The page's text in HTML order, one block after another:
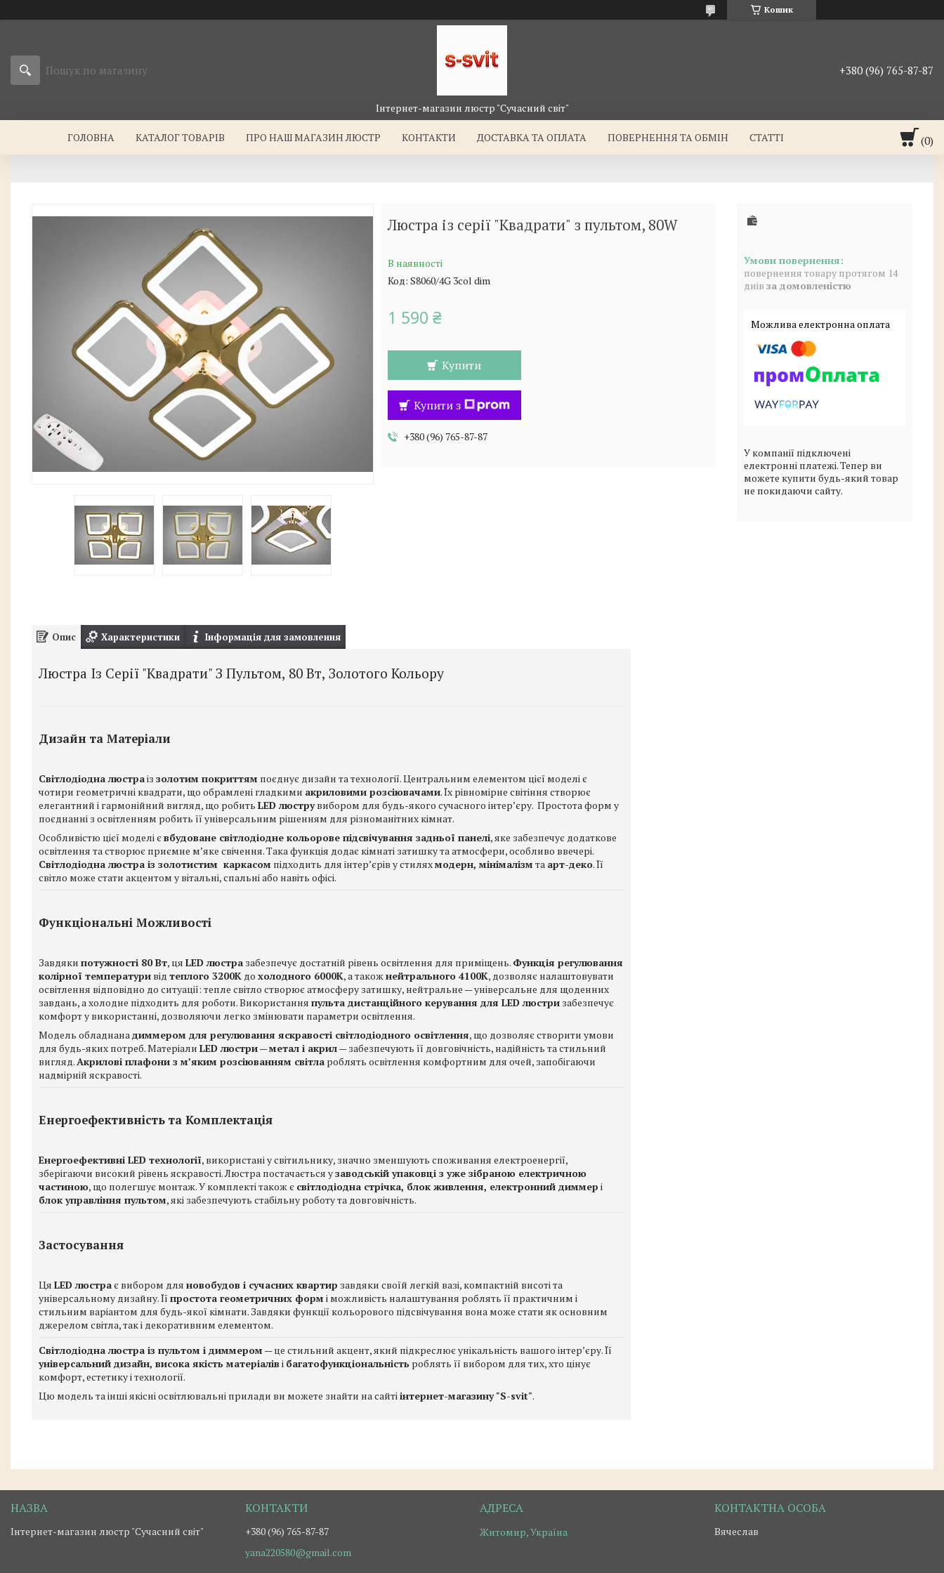
Кошик
Інтернет-магазин люстр "Сучасний світ"
+380 (96) 765-87-87
ГОЛОВНА КАТАЛОГ ТОВАРІВ ПРО НАШ МАГАЗИН ЛЮСТР КОНТАКТИ ДОСТАВКА ТА ОПЛАТА ПОВЕРНЕННЯ ТА ОБМІН СТАТТІ
Люстра із серії "Квадрати" з пультом, 80W
В наявності
Код: S8060/4G 3col dim
1 590 ₴
Купити
Купити з
+380 (96) 765-87-87
повернення товару протягом 14
днів за домовленістю
У компанії підключені
електронні платежі. Тепер ви
можете купити будь-який товар
не покидаючи сайту.
Опис Характеристики Інформація для замовлення
Люстра Із Серії "Квадрати" З Пультом, 80 Вт, Золотого Кольору
Дизайн та Матеріали
Світлодіодна люстраіз золотим покриттям поєднує дизайн та технології. Центральним елементом цієї моделі є
чотири геометричні квадрати, що обрамлені гладкими акриловими розсіювачами. Їх рівномірне світіння створює
елегантний і гармонійний вигляд, що робить LED люструвибором для будь-якого сучасного інтер’єру. Простота форм у
поєднанні з освітленням робить її універсальним рішенням для різноманітних кімнат.
Особливістю цієї моделі євбудоване світлодіодне кольорове підсвічування задньої панелі, яке забезпечує додаткове
освітлення та створює приємне м’яке свічення. Така функція додає кімнаті затишку та атмосфери, особливо ввечері.
Світлодіодна люстра із золотистим каркасом підходить для інтер’єрів у стиляхмодерн, мінімалізмта арт-деко. Її
світло може стати акцентом у вітальні, спальні або навіть офісі.
Функціональні Можливості
Завдяки потужності 80 Вт, ця LED люстра забезпечує достатній рівень освітлення для приміщень. Функція регулювання
колірної температури від теплого 3200K до холодного 6000K, а такожнейтрального 4100K, дозволяє налаштовувати
освітлення відповідно до ситуації: тепле світло створює атмосферу затишку, нейтральне — універсальне для щоденних
завдань, а холодне підходить для роботи. Використання пульта дистанційного керування для LED люстри забезпечує
комфорт у використанні, дозволяючи легко змінювати параметри освітлення.
Модель обладнанадиммером для регулювання яскравості світлодіодного освітлення, що дозволяє створити умови
для будь-яких потреб. Матеріали LED люстри—метал і акрил— забезпечують її довговічність, надійність та стильний
вигляд.Акрилові плафони з м’яким розсіюванням світла роблять освітлення комфортним для очей, запобігаючи
надмірній яскравості.
Енергоефективність та Комплектація
Енергоефективні LED технології, використані у світильнику, значно зменшують споживання електроенергії,
зберігаючи високий рівень яскравості. Люстра постачається узаводській упаковці з уже зібраною електричною
частиною, що полегшує монтаж. У комплекті також є світлодіодна стрічка, блок живлення, електронний диммер і
блок управління пультом, які забезпечують стабільну роботу та довговічність.
Застосування
Ця LED люстрає вибором для новобудов і сучасних квартир завдяки своїй легкій вазі, компактній висоті та
універсальному дизайну. Її простота геометричних формі можливість налаштування роблять її практичним і
стильним варіантом для будь-якої кімнати. Завдяки функції кольорового підсвічування вона може стати як основним
джерелом світла, так і декоративним елементом.
Світлодіодна люстра із пультом і диммером— це стильний акцент, який підкреслює унікальність вашого інтер’єру. Її
універсальний дизайн, висока якість матеріалів і багатофункціональність роблять її вибором для тих, хто цінує
комфорт, естетику і технології.
Цю модель та інші якісні освітлювальні прилади ви можете знайти на сайтіінтернет-магазину "S-svit".
Інтернет-магазин люстр "Сучасний світ"
+380 (96) 765-87-87
yana220580@gmail.com
Житомир, Україна Вячеслав